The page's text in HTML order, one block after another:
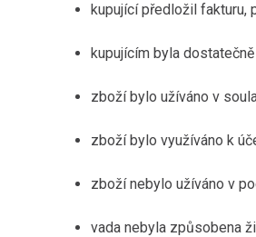
kupující předložil fakturu,
kupujícím byla
zboží bylo užíváno v
zboží bylo využíváno k
zboží nebylo užíváno v
vada nebyla způsobena